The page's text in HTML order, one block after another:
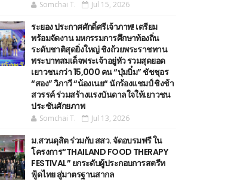
Somchai T. Jul 15, 2026
ระยอง ประกาศศักดิ์ศรีเจ้าภาพ! เตรียม
พร้อมจัดงาน มหกรรมการศึกษาท้องถิ่น
ระดับชาติสุดยิ่งใหญ่ ชิงถ้วยพระราชทาน
พระบาทสมเด็จพระเจ้าอยู่หัว รวมสุดยอด
เยาวชนกว่า 15,000 คน “บุ๋มบิ๋ม” ชัชชุอร
“สอง” วิภาวี “น้องเนย“ นักร้องแชมป์ ชิงช้า
สวรรค์ ร่วมสร้างแรงบันดาลใจให้เยาวชน
ประชันศักยภาพ
Somchai T. Jul 13, 2026
ม.สวนดุสิต ร่วมกับ สสว. จัดอบรมฟรี ใน
โครงการ“THAILAND FOOD THERAPY
FESTIVAL” ยกระดับผู้ประกอบการสตรีท
ฟู้ดไทย สู่มาตรฐานสากล